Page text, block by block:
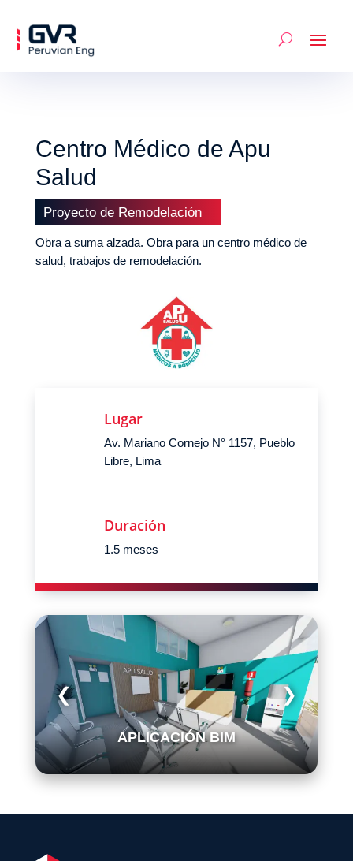
Centro Médico de Apu
Salud
Proyecto de Remodelación
Obra a suma alzada. Obra para un centro médico de
salud, trabajos de remodelación.
Lugar
Av. Mariano Cornejo N° 1157, Pueblo
Libre, Lima
Duración
1.5 meses
APLICACIÓN BIM
❮ ❯